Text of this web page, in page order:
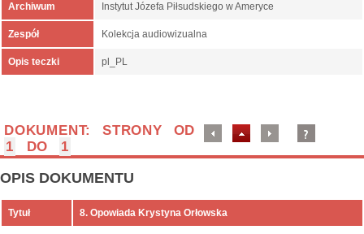
Archiwum Instytut Józefa Piłsudskiego w Ameryce
Zespół Kolekcja audiowizualna
Opis teczki pl_PL
DOKUMENT: STRONY OD
1
DO 1
OPIS DOKUMENTU
Tytuł 8. Opowiada Krystyna Orłowska